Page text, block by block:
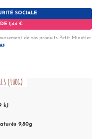
SOCIALE
1,44 €
de vos produits Petit Minotier
(100G)
kJ
9,80g